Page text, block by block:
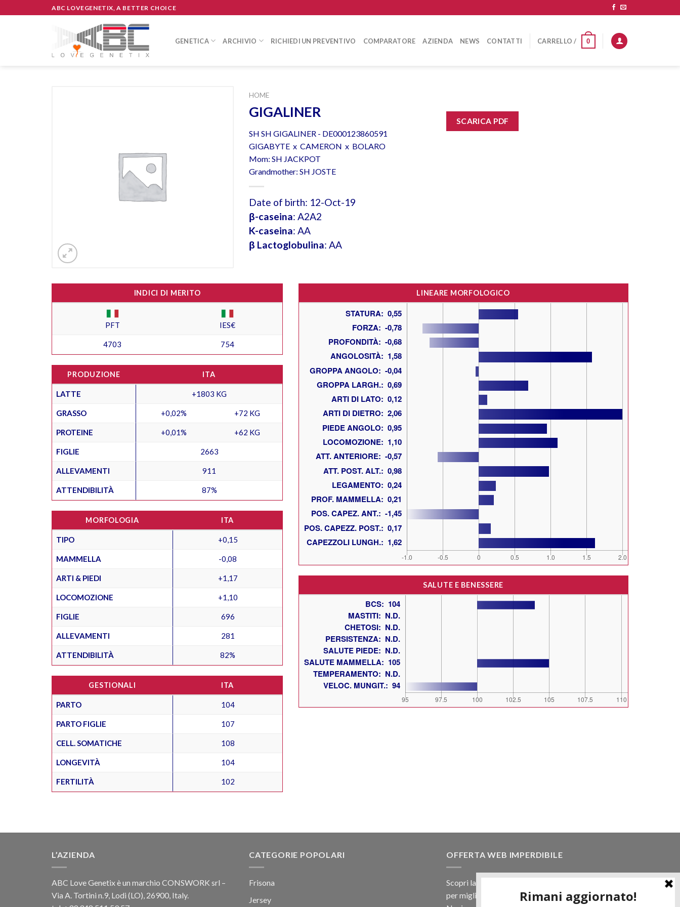
to
ABC LOVEGENETIX, A BETTER CHOICE
GENETICA ARCHIVIO RICHIEDI UN PREVENTIVO COMPARATORE AZIENDA NEWS CONTATTI CARRELLO / 0
HOME
GIGALINER
SH SH GIGALINER - DE000123860591
GIGABYTE x CAMERON x BOLARO
Mom: SH JACKPOT
Grandmother: SH JOSTE
Date of birth: 12-Oct-19
β-caseina: A2A2
K-caseina: AA
β Lactoglobulina: AA
SCARICA PDF
INDICI DI MERITO
PFT IES€
4703 754
PRODUZIONE ITA
LATTE +1803 KG
GRASSO +0,02% +72 KG
PROTEINE +0,01% +62 KG
FIGLIE 2663
ALLEVAMENTI 911
ATTENDIBILITÀ 87%
MORFOLOGIA ITA
TIPO +0,15
MAMMELLA -0,08
ARTI & PIEDI +1,17
LOCOMOZIONE +1,10
FIGLIE 696
ALLEVAMENTI 281
ATTENDIBILITÀ 82%
GESTIONALI ITA
PARTO 104
PARTO FIGLIE 107
CELL. SOMATICHE 108
LONGEVITÀ 104
FERTILITÀ 102
LINEARE MORFOLOGICO
SALUTE E BENESSERE
L’AZIENDA
ABC Love Genetix è un marchio CONSWORK srl –
Via A. Tortini n.9, Lodi (LO), 26900, Italy.
CATEGORIE POPOLARI
Frisona
Jersey
OFFERTA WEB IMPERDIBILE
Scopri la nostra offerta web! Un prezzo mai visto,
per migliaia di prodotti.